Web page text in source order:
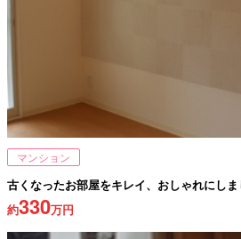
マンション
古くなったお部屋をキレイ、おしゃれにしま
約330万円